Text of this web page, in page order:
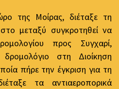
της Μοίρας, διέταξε τη
μεταξύ συγκροτηθεί να
προς Συγχαρί,
στη Διοίκηση
πήρε την έγκριση για τη
τα αντιαεροπορικά